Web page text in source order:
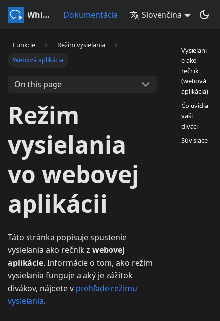
Whisperr Dokumentácia Slovenčina
Funkcie
Režim vysielania
Webová aplikácia
On this page
Režim
vysielania
vo webovej
aplikácii
Táto stránka popisuje spustenie
vysielania ako rečník z webovej
aplikácie. Informácie o tom, ako režim
vysielania funguje a aký je zážitok
divákov, nájdete v prehľade režimu
vysielania.
Vysielani
e ako
rečník
(webová
aplikácia)
Čo uvidia
vaši
diváci
Súvisiace